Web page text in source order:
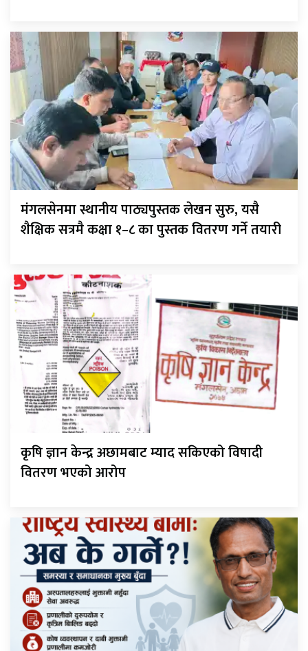
मंगलसेनमा स्थानीय पाठ्यपुस्तक लेखन सुरु, यसै
शैक्षिक सत्रमै कक्षा १–८ का पुस्तक वितरण गर्ने तयारी
कृषि ज्ञान केन्द्र अछामबाट म्याद सकिएको विषादी
वितरण भएको आरोप